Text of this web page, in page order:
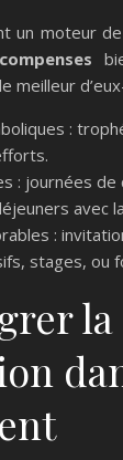
un moteur
meilleur
:
: journées de
avec
:
stages, ou
la